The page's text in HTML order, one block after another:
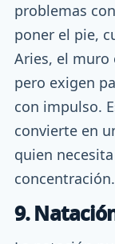
problemas
poner el pie,
Aries, el muro
pero exigen
con impulso.
convierte en
quien
concentración.
9.